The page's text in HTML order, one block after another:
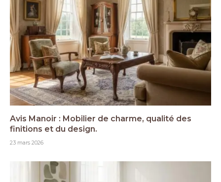
Avis Manoir : Mobilier de charme, qualité des
finitions et du design.
23 mars 2026